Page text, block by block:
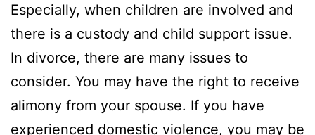
Especially, when children are involved and
there is a custody and child support issue.
In divorce, there are many issues to
consider. You may have the right to receive
alimony from your spouse. If you have
experienced domestic violence, you may be